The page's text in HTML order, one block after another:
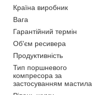
Країна виробник
Вага
Гарантійний термін
Об'єм ресивера
Продуктивність
Тип поршневого
компресора за
застосуванням мастила